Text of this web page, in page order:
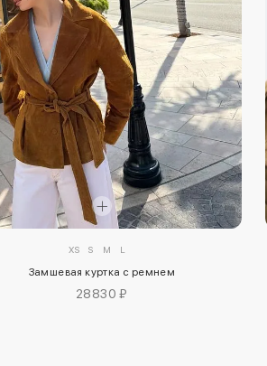
XS S M L
Замшевая куртка с ремнем
28830 ₽